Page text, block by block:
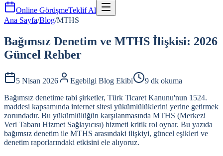
Online GörüşmeTeklif Al
Ana Sayfa/Blog/MTHS
Bağımsız Denetim ve MTHS İlişkisi: 2026
Güncel Rehber
5 Nisan 2026 Egebilgi Blog Ekibi
9 dk okuma
Bağımsız denetime tabi şirketler, Türk Ticaret Kanunu'nun 1524.
maddesi kapsamında internet sitesi yükümlülüklerini yerine getirmek
zorundadır. Bu yükümlülüğün karşılanmasında MTHS (Merkezi
Veri Tabanı Hizmet Sağlayıcısı) hizmeti kritik rol oynar. Bu yazıda
bağımsız denetim ile MTHS arasındaki ilişkiyi, güncel eşikleri ve
denetim raporlarındaki etkisini ele alıyoruz.